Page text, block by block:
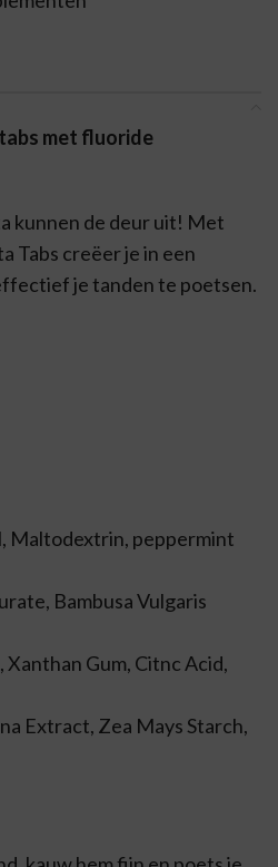
met fluoride
kunnen de deur uit! Met
Tabs creëer je in een
je tanden te poetsen.
Maltodextrin, peppermint
Bambusa Vulgaris
Gum, Citnc Acid,
Extract, Zea Mays Starch,